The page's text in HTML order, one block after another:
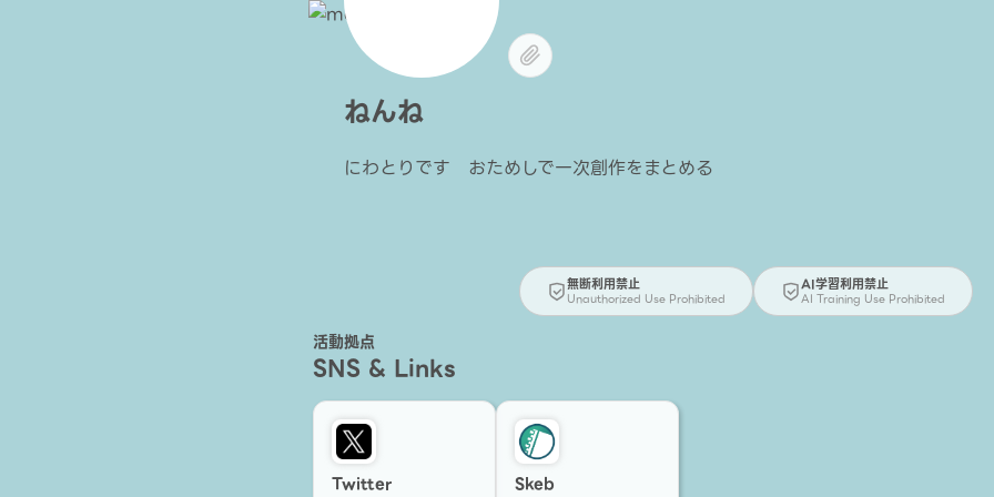
ねんね
にわとりです おためしで一次創作をまとめる
無断利用禁止
Unauthorized Use Prohibited
AI学習利用禁止
AI Training Use Prohibited
活動拠点
SNS & Links
Twitter Skeb